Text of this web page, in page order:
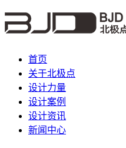
首页
关于北极点
设计力量
设计案例
设计资讯
新闻中心